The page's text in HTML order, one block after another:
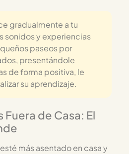
gradualmente a tu
sonidos y experiencias
paseos por
presentándole
de forma positiva, le
su aprendizaje.
Fuera de Casa: El
más asentado en casa y